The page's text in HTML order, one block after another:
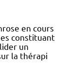
en cours
constituant
un
la thérapi